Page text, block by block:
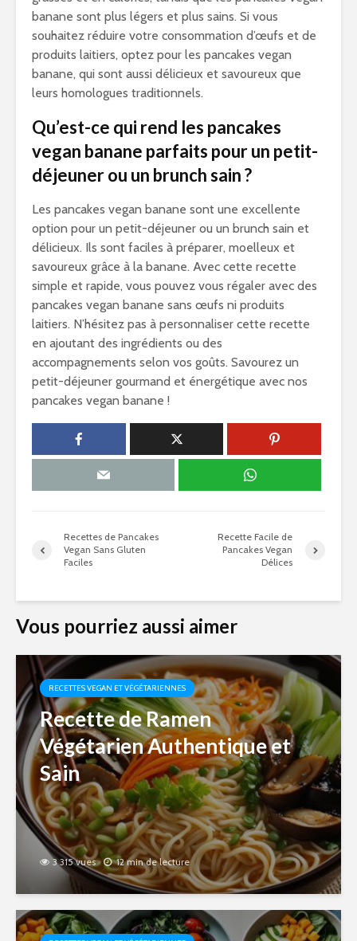
banane sont plus légers et plus sains. Si vous
souhaitez réduire votre consommation d’œufs et de
produits laitiers, optez pour les pancakes vegan
banane, qui sont aussi délicieux et savoureux que
leurs homologues traditionnels.
Qu’est-ce qui rend les pancakes
vegan banane parfaits pour un petit-
déjeuner ou un brunch sain ?
Les pancakes vegan banane sont une excellente
option pour un petit-déjeuner ou un brunch sain et
délicieux. Ils sont faciles à préparer, moelleux et
savoureux grâce à la banane. Avec cette recette
simple et rapide, vous pouvez vous régaler avec des
pancakes vegan banane sans œufs ni produits
laitiers. N’hésitez pas à personnaliser cette recette
en ajoutant des ingrédients ou des
accompagnements selon vos goûts. Savourez un
petit-déjeuner gourmand et énergétique avec nos
pancakes vegan banane !
Recettes de Pancakes
Vegan Sans Gluten
Faciles
Recette Facile de
Pancakes Vegan
Délices
Vous pourriez aussi aimer
RECETTES VEGAN ET VÉGÉTARIENNES
Recette de Ramen
Végétarien Authentique et
Sain
3 315 vues 12 min de lecture